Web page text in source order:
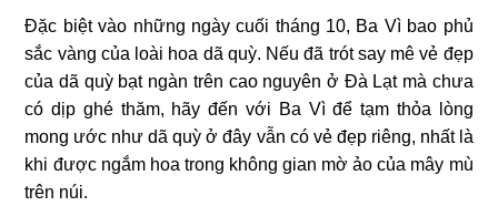
Đặc biệt vào những ngày cuối tháng 10, Ba Vì bao phủ
sắc vàng của loài hoa dã quỳ. Nếu đã trót say mê vẻ đẹp
của dã quỳ bạt ngàn trên cao nguyên ở Đà Lạt mà chưa
có dịp ghé thăm, hãy đến với Ba Vì để tạm thỏa lòng
mong ước như dã quỳ ở đây vẫn có vẻ đẹp riêng, nhất là
khi được ngắm hoa trong không gian mờ ảo của mây mù
trên núi.